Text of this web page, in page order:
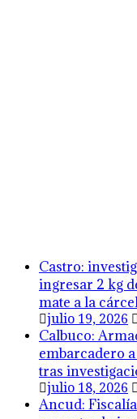
Castro:
ingresar 2 kg
mate a la
julio 19, 2026
Calbuco:
embarcadero
tras
julio 18, 2026
Ancud: